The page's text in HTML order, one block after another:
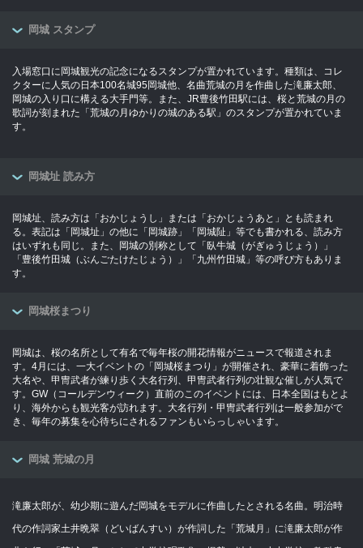
岡城 スタンプ
入場窓口に岡城観光の記念になるスタンプが置かれています。種類は、コレ
クターに人気の日本100名城95岡城他、名曲荒城の月を作曲した滝廉太郎、
岡城の入り口に構える大手門等。また、JR豊後竹田駅には、桜と荒城の月の
歌詞が刻まれた「荒城の月ゆかりの城のある駅」のスタンプが置かれていま
す。
岡城址 読み方
岡城址、読み方は「おかじょうし」または「おかじょうあと」とも読まれ
る。表記は「岡城址」の他に「岡城跡」「岡城阯」等でも書かれる、読み方
はいずれも同じ。また、岡城の別称として「臥牛城（がぎゅうじょう）」
「豊後竹田城（ぶんごたけたじょう）」「九州竹田城」等の呼び方もありま
す。
岡城桜まつり
岡城は、桜の名所として有名で毎年桜の開花情報がニュースで報道されま
す。4月には、一大イベントの「岡城桜まつり」が開催され、豪華に着飾った
大名や、甲冑武者が練り歩く大名行列、甲冑武者行列の壮観な催しが人気で
す。GW（コールデンウィーク）直前のこのイベントには、日本全国はもとよ
り、海外からも観光客が訪れます。大名行列・甲冑武者行列は一般参加がで
き、毎年の募集を心待ちにされるファンもいらっしゃいます。
岡城 荒城の月
滝廉太郎が、幼少期に遊んだ岡城をモデルに作曲したとされる名曲。明治時
代の作詞家土井晩翠（どいばんすい）が作詞した「荒城月」に滝廉太郎が作